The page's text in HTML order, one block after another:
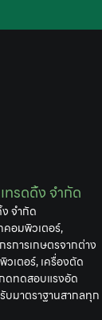
ทรดดิ้ง จำกัด
จำกัด
คอมพิวเตอร์,
รการเกษตรจากต่าง
เตอร์, เครื่องตัด
ดทดสอบแรงอัด
มาตราฐานสากลทุก